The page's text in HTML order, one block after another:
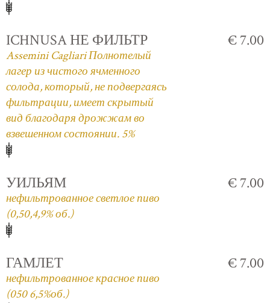
ICHNUSA НЕ ФИЛЬТР
Assemini Cagliari Полнотелый
лагер из чистого ячменного
солода, который, не подвергаясь
фильтрации, имеет скрытый
вид благодаря дрожжам во
взвешенном состоянии. 5%
€ 7.00
УИЛЬЯМ
нефильтрованное светлое пиво
(0,50,4,9% об.)
€ 7.00
ГАМЛЕТ
нефильтрованное красное пиво
(050 6,5%об.)
€ 7.00